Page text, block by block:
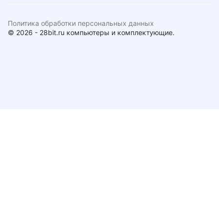
© 2026 - 28bit.ru компьютеры и комплектующие.
Политика обработки персональных данных